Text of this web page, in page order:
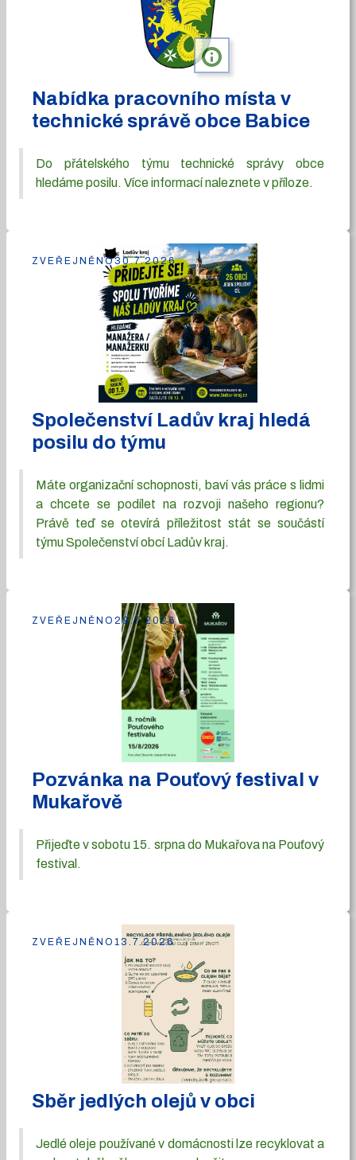
info
Nabídka pracovního místa v
technické správě obce Babice
Do přátelského týmu technické správy obce
hledáme posilu. Více informací naleznete v příloze.
Společenství Ladův kraj hledá
posilu do týmu
Máte organizační schopnosti, baví vás práce s lidmi
a chcete se podílet na rozvoji našeho regionu?
Právě teď se otevírá příležitost stát se součástí
týmu Společenství obcí Ladův kraj.
ZVEŘEJNĚNO30.7.2026
Pozvánka na Pouťový festival v
Mukařově
Přijeďte v sobotu 15. srpna do Mukařova na Pouťový
festival.
ZVEŘEJNĚNO 29.7.2026
Sběr jedlých olejů v obci
Jedlé oleje používané v domácnosti lze recyklovat a
ZVEŘEJNĚNO 13.7.2026